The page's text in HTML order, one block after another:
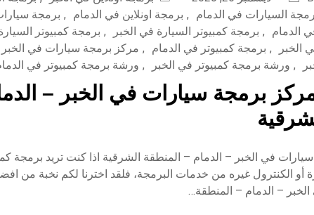
السيارات في الدمام , برمجة اونلاين في الدمام , برمجة
الدمام
, برمجة كمبيوتر السيارة في الخبر , برمجة كمبيوتر
الخبر
, برمجة كمبيوتر في الدمام , مركز برمجة سيارات في الخبر
, ورشة برمجة كمبيوتر في الخبر , ورشة برمجة كمبيوتر في
برمجة سيارات في الخبر –
في الخبر – الدمام – المنطقة الشرقية اذا كنت تريد برمجة
أو الكنترول غيره من خدمات البرمجة، فلقد اخترنا لكم نخبة من
– الدمام – المنطقة…